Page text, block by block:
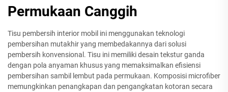
Permukaan Canggih
Tisu pembersih interior mobil ini menggunakan teknologi
pembersihan mutakhir yang membedakannya dari solusi
pembersih konvensional. Tisu ini memiliki desain tekstur ganda
dengan pola anyaman khusus yang memaksimalkan efisiensi
pembersihan sambil lembut pada permukaan. Komposisi microfiber
memungkinkan penangkapan dan pengangkatan kotoran secara